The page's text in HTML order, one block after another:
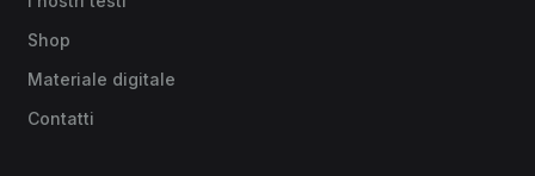
Shop
Materiale digitale
Contatti